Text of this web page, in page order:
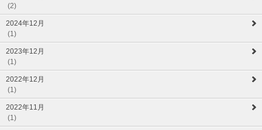
(2)
2024年12月
(1)
2023年12月
(1)
2022年12月
(1)
2022年11月
(1)